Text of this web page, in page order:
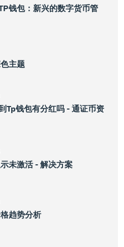
钱包：新兴的数字货币管
主题
tp钱包有分红吗 - 通证币资
未激活 - 解决方案
趋势分析